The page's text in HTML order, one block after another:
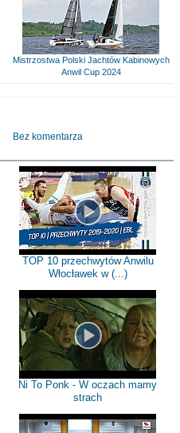
Mistrzostwa Polski Jachtów Kabinowych
Anwil Cup 2024
Bez komentarza
TOP 10 przechwytów Anwilu
Włocławek w (...)
Ni To Ponk - W oczach mamy
strach